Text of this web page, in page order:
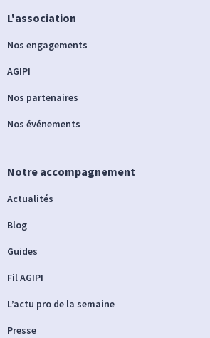
L'association
Nos engagements
AGIPI
Nos partenaires
Nos événements
Notre accompagnement
Actualités
Blog
Guides
Fil AGIPI
L’actu pro de la semaine
Presse